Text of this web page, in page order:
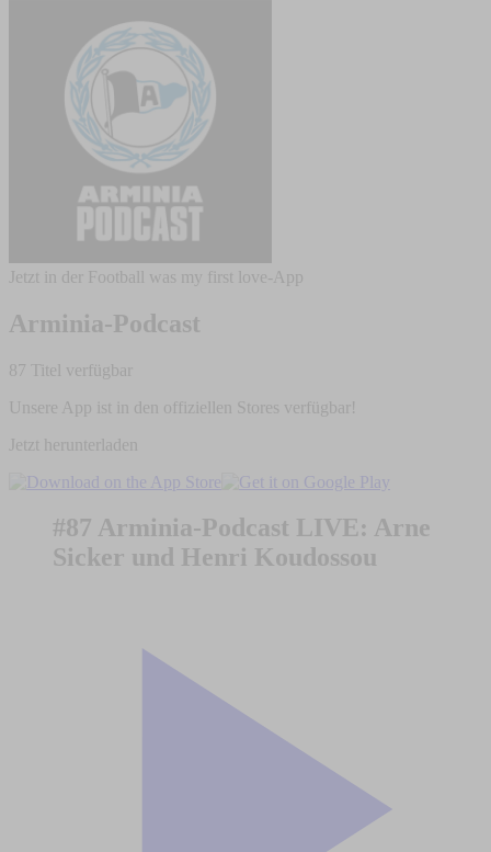
Jetzt in der Football was my first love-App
Arminia-Podcast
87 Titel verfügbar
Unsere App ist in den offiziellen Stores verfügbar!
Jetzt herunterladen
#87 Arminia-Podcast LIVE: Arne
Sicker und Henri Koudossou